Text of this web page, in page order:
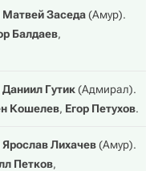
Матвей Заседа(Амур).
Балдаев,
Даниил Гутик(Адмирал).
Кошелев, Егор Петухов.
Ярослав Лихачев(Амур).
Петков,